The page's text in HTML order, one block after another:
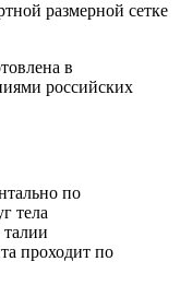
размерной сетке
в
российских
по
тела
талии
проходит по